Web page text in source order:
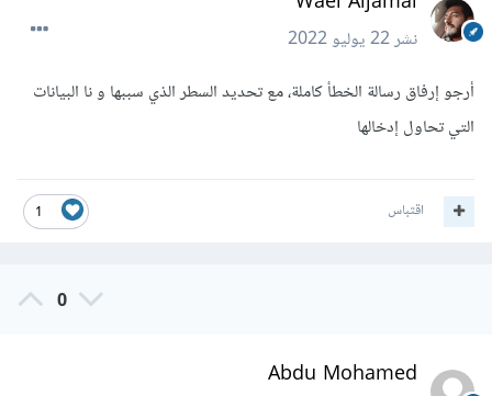
نشر22 يوليو 2022
أرجو إرفاق رسالة الخطأ كاملة، مع تحديد السطر الذي سببها و نا البيانات
التي تحاول إدخالها
1 اقتباس
0
Abdu Mohamed